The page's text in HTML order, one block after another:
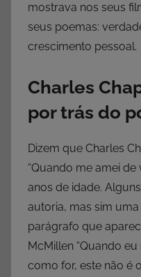
mostrava nos seus
seus poemas:
crescimento pessoal.
Charles
por trás do
Dizem que Charles
“Quando me amei de
anos de idade.
autoria, mas sim
parágrafo que
McMillen “Quando eu
como for, este não é